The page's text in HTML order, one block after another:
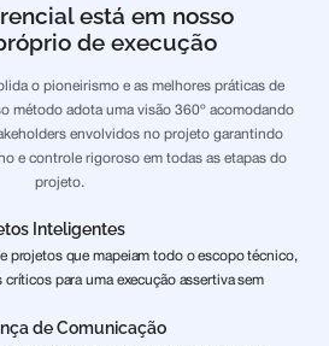
está em nosso
de execução
o pioneirismo e as melhores práticas de
método adota uma visão 360º acomodando
envolvidos no projeto garantindo
e controle rigoroso em todas as etapas do
projeto.
Inteligentes
projetos que mapeiam todo o escopo técnico,
para uma execução assertiva sem
de Comunicação